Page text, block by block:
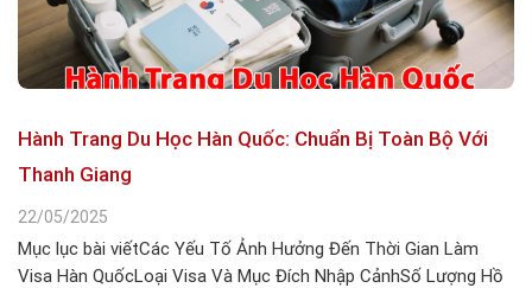
Hành Trang Du Học Hàn Quốc: Chuẩn Bị Toàn Bộ Với
Thanh Giang
22/05/2025
Mục lục bài viếtCác Yếu Tố Ảnh Hưởng Đến Thời Gian Làm
Visa Hàn QuốcLoại Visa Và Mục Đích Nhập CảnhSố Lượng Hồ